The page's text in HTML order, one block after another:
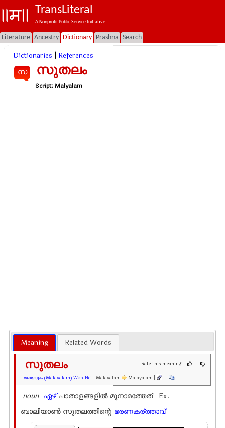
TransLiteral
A Nonprofit Public Service Initiative.
Literature Ancestry Dictionary Prashna Search
Dictionaries References
സ സുതലം
Script:Malyalam
Meaning Related Words
Rate this meaning
സുതലം
മലയാളം (Malayalam) WordNet | Malayalam Malayalam | |
noun ഏഴ്പാതാളങ്ങളില്‍ മൂനാമത്തേത് Ex.
ബാലിയാണ്‍ സുതലത്തിന്റെ ഭരണകര്ത്താവ്